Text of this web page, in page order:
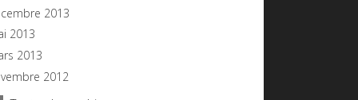
2013
2013
2013
2012